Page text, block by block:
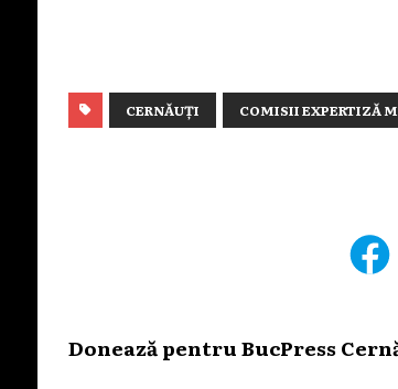
CERNĂUȚI COMISII EXPERTIZĂ
Donează pentru BucPress